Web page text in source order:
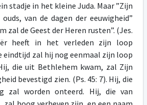
stadje in het kleine Juda. Maar ”Zijn
van de dagen der eeuwigheid”
zal de Geest der Heren rusten”. (Jes.
heeft in het verleden zijn loop
eindtijd zal hij nog eenmaal zijn loop
die uit Bethlehem kwam, zal Zijn
bevestigd zien. (Ps. 45: 7). Hij, die
zal worden onteerd. Hij, die van